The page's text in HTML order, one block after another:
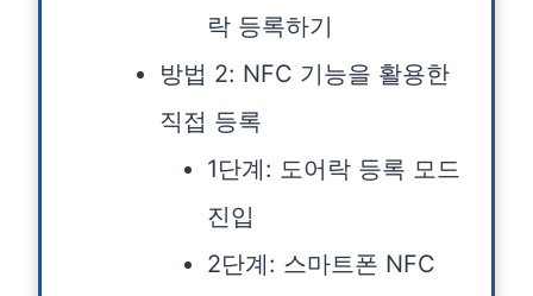
락 등록하기
방법 2: NFC 기능을 활용한
직접 등록
1단계: 도어락 등록 모드
진입
2단계: 스마트폰 NFC